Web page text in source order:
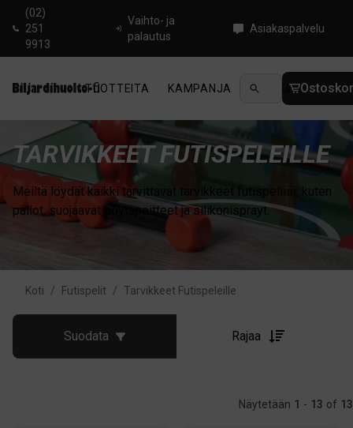
(02)
251
9913
Vaihto- ja
palautus
Asiakaspalvelu
TUOTTEITA KAMPANJA UUTUUDET
TARVIKKEET FUTISPELEILLE
Meiltä löydät kaikki tarvittavat tarvikkeet futispeliisi, kuten
pallot, suojaavat pöytäpeitteet ja silikonisprayt.
Koti / Futispelit / Tarvikkeet Futispeleille
Suodata Rajaa
Näytetään 1 - 13 of 13